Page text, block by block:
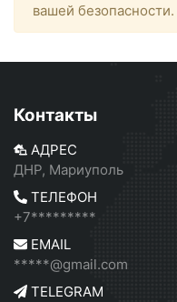
вашей безопасности.
Контакты
АДРЕС
ДНР, Мариуполь
ТЕЛЕФОН
+7*********
EMAIL
*****@gmail.com
TELEGRAM